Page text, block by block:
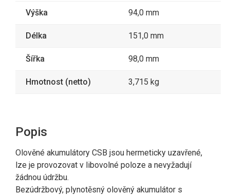
Výška 94,0 mm
Délka 151,0 mm
Šířka 98,0 mm
Hmotnost (netto) 3,715 kg
Popis
Olověné akumulátory CSB jsou hermeticky uzavřené,
lze je provozovat v libovolné poloze a nevyžadují
žádnou údržbu.
Bezúdržbový, plynotěsný olověný akumulátor s